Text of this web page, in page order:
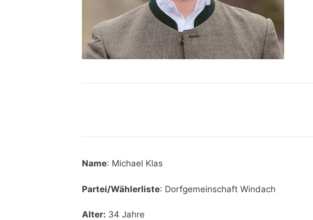
Name: Michael Klas
Partei/Wählerliste: Dorfgemeinschaft Windach
Alter: 34 Jahre